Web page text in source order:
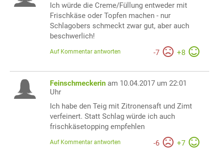
Ich würde die Creme/Füllung entweder mit
Frischkäse oder Topfen machen - nur
Schlagobers schmeckt zwar gut, aber auch
beschwerlich!
-7 +8
Auf Kommentar antworten
Feinschmeckerin am 10.04.2017 um 22:01
Uhr
Ich habe den Teig mit Zitronensaft und Zimt
verfeinert. Statt Schlag würde ich auch
frischkäsetopping empfehlen
-6 +7
Auf Kommentar antworten